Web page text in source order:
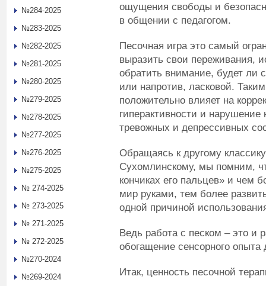
ощущения свободы и
в общении с педагогом.
Песочная игра это самый
выразить свои переживания,
обратить внимание, будет ли
или напротив, ласковой.
положительно влияет на
гиперактивности и
тревожных и депрессивных
Обращаясь к другому
Сухомлинскому, мы помним,
кончиках его пальцев» и чем
мир руками, тем более
одной причиной
Ведь работа с песком – это и
обогащение сенсорного опыта
Итак, ценность песочной
№284-2025
№283-2025
№282-2025
№281-2025
№280-2025
№279-2025
№278-2025
№277-2025
№276-2025
№275-2025
№ 274-2025
№ 273-2025
№ 271-2025
№ 272-2025
№270-2024
№269-2024